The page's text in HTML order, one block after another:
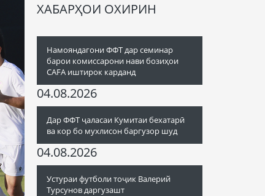
ХАБАРҲОИ ОХИРИН
Намояндагони ФФТ дар семинар
барои комиссарони нави бозиҳои
CAFA иштирок карданд
04.08.2026
Дар ФФТ ҷаласаи Кумитаи бехатарӣ
ва кор бо мухлисон баргузор шуд
04.08.2026
Устураи футболи тоҷик Валерий
Турсунов даргузашт